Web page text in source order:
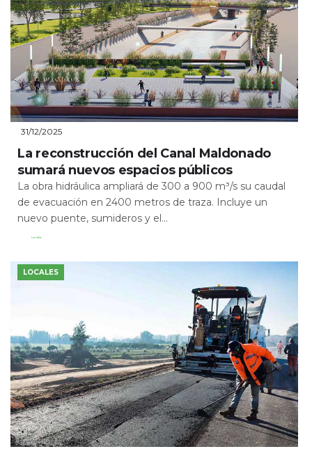
31/12/2025
La reconstrucción del Canal Maldonado
sumará nuevos espacios públicos
La obra hidráulica ampliará de 300 a 900 m³/s su caudal
de evacuación en 2400 metros de traza. Incluye un
nuevo puente, sumideros y el...
Leer Más
LOCALES